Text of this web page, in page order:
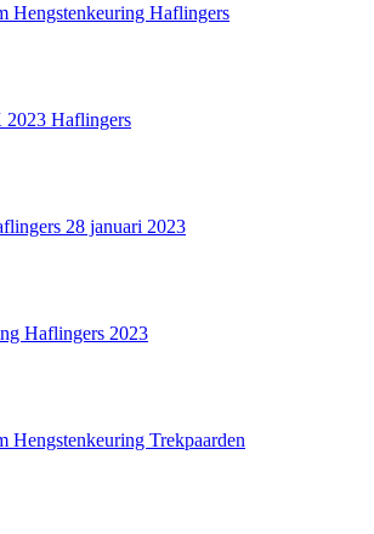
Hengstenkeuring Haflingers
2023 Haflingers
28 januari 2023
Haflingers 2023
Hengstenkeuring Trekpaarden